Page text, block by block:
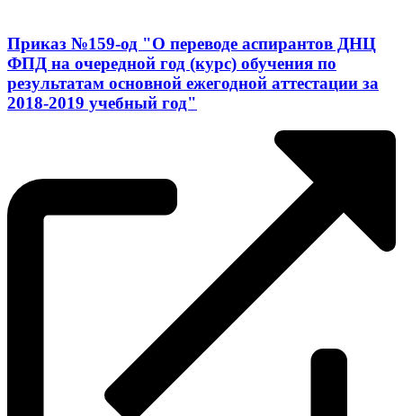
Приказ №159-од "О переводе аспирантов ДНЦ
ФПД на очередной год (курс) обучения по
результатам основной ежегодной аттестации за
2018-2019 учебный год"